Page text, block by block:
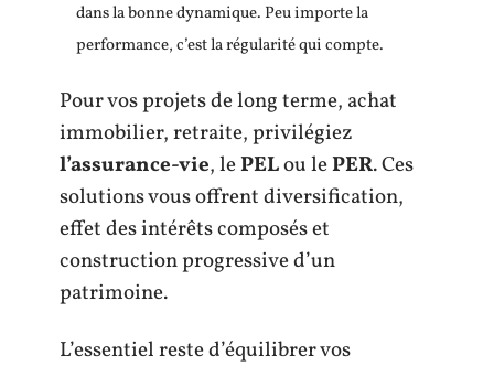
dans la bonne dynamique. Peu importe la
performance, c’est la régularité qui compte.
Pour vos projets de long terme, achat
immobilier, retraite, privilégiez
l’assurance-vie, lePELou lePER. Ces
solutions vous offrent diversification,
effet des intérêts composés et
construction progressive d’un
patrimoine.
L’essentiel reste d’équilibrer vos